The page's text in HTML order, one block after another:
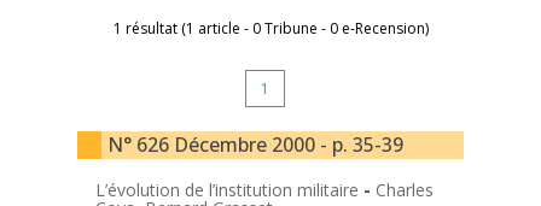
1 résultat (1 article - 0 Tribune - 0 e-Recension)
1
N° 626 Décembre 2000 - p. 35-39
L’évolution de l’institution militaire - Charles